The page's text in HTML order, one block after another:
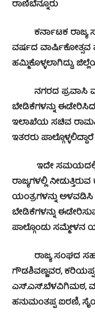
ರಾಣಿಬೆನ್ನೂರು
ಕರ್ನಾಟಕ ರಾಜ್ಯ
ವರ್ಷದ ವಾರ್ಷಿಕೋತ್ಸವ
ಹಮ್ಮಿಕೊಳ್ಳಲಾಗಿದ್ದು,
ನಗರದ ಪ್ರವಾಸಿ
ಬೇಡಿಕೆಗಳನ್ನು
ಇಲಾಖೆಯ ಸಚಿವ
ಇತರರು
ಇದೇ ಸಮಯದಲ್ಲಿ
ರಾಜ್ಯಗಳಲ್ಲಿ
ಯಂತ್ರಗಳನ್ನು
ಬೇಡಿಕೆಗಳನ್ನು
ಪಾಲ್ಗೊಂಡು ಸಮ್ಮೇಳನ
ರಾಜ್ಯ ಸಂಘದ
ಗೌಡಶಿವಣ್ಣವರ, ಕರಿಯಪ್ಪ
ಎಸ್.ಎಸ್.ಬೆಳವಿಗಿಮಠ,
ಹನುಮಂತಪ್ಪ ಐರಣಿ,